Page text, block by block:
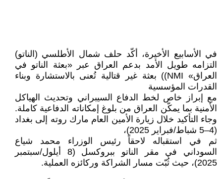
في الأسابيع الأخيرة، أكّد حلف شمال الأطلسي (الناتو)
التزامه طويل الأمد بدعم العراق عبر «بعثة الناتو في
العراق» NMI)) بعثة غير قتالية تُعنى بالاستشارة وبناء
القدرات المؤسسية
مع إبراز خاص لخط الدفاع السيبراني وتحديث الهياكل
الأمنية بما يمكّن العراق من بلوغ إمكاناته الدفاعية كاملة.
وجاء التأكيد خلال زيارة الأمين العام مارك روته إلى بغداد
(4–5 شباط/فبراير 2025)،
ثم في استقباله لاحقاً رئيس الوزراء محمد شياع
السوداني في مقر الناتو ببروكسل (8 أيلول/سبتمبر
2025)، حيث ثُبّت مسار الشراكة وركائزه العملية.